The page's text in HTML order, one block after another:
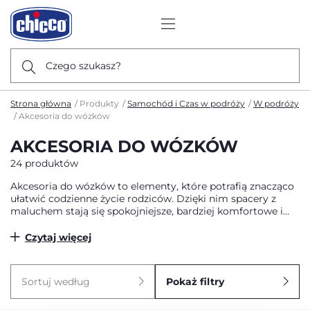
Czego szukasz?
Strona główna Produkty Samochód i Czas w podróży
W podróży
Akcesoria do wózków
AKCESORIA DO WÓZKÓW
24 produktów
Akcesoria do wózków to elementy, które potrafią znacząco
ułatwić codzienne życie rodziców. Dzięki nim spacery z
maluchem stają się spokojniejsze, bardziej komfortowe i
wózków Chicco zostały zaprojektowane po to, by każdy
że codzienne wyjścia z dzieckiem są przyjemniejsze i mniej
stresujące.
Czytaj więcej
Sortuj według Pokaż filtry